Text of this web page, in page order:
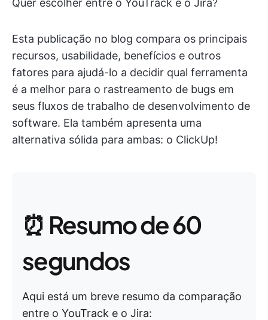
Quer escolher entre o YouTrack e o Jira?
Esta publicação no blog compara os principais
recursos, usabilidade, benefícios e outros
fatores para ajudá-lo a decidir qual ferramenta
é a melhor para o rastreamento de bugs em
seus fluxos de trabalho de desenvolvimento de
software. Ela também apresenta uma
alternativa sólida para ambas: o ClickUp!
⏰ Resumo de 60
segundos
Aqui está um breve resumo da comparação
entre o YouTrack e o Jira: